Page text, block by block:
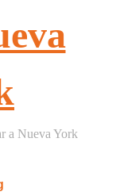
a Nueva York